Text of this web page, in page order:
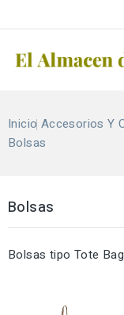
Inicio Accesorios Y
Bolsas
Bolsas
Bolsas tipo Tote